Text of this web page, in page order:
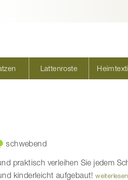
Lattenroste
schwebend
praktisch verleihen Sie jedem
kinderleicht aufgebaut!